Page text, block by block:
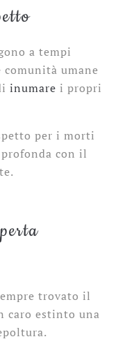
a tempi
umane
inumare i propri
per i morti
con il
trovato il
caro estinto una